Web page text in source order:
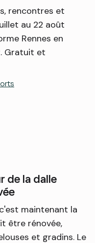
rencontres et
au 22 août
Rennes en
Gratuit et
de la dalle
maintenant la
être rénovée,
et gradins. Le